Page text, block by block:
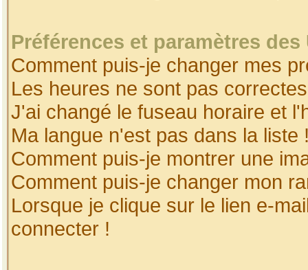
Préférences et paramètres
Comment puis-je changer mes
Les heures ne sont pas
J'ai changé le fuseau horaire et
Ma langue n'est pas dans la liste
Comment puis-je montrer une
Comment puis-je changer mon
Lorsque je clique sur le lien e-
connecter !